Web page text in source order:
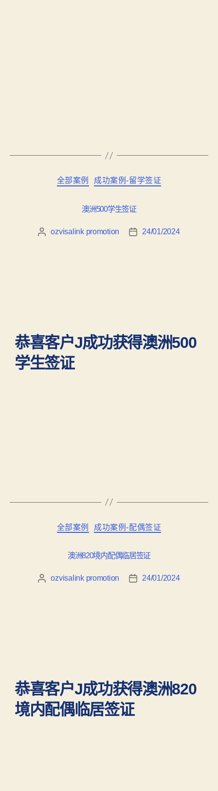
全部案例 成功案例-留学签证
澳洲500学生签证
ozvisalink promotion 24/01/2024
恭喜客户J成功获得澳洲500
学生签证
全部案例 成功案例-配偶签证
澳洲820境内配偶临居签证
ozvisalink promotion 24/01/2024
恭喜客户J成功获得澳洲820
境内配偶临居签证